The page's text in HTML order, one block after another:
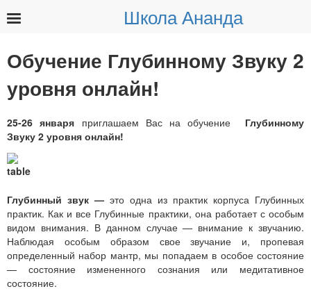
Школа Ананда
Обучение Глубинному Звуку 2
уровня онлайн!
25-26 января приглашаем Вас на обучение Глубинному
Звуку 2 уровня онлайн!
Глубинный звук — это одна из практик корпуса Глубинных
практик. Как и все Глубинные практики, она работает с особым
видом внимания. В данном случае — внимание к звучанию.
Наблюдая особым образом свое звучание и, пропевая
определенный набор мантр, мы попадаем в особое состояние
— состояние измененного сознания или медитативное
состояние.